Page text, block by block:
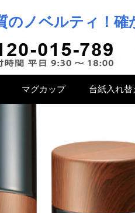
のノベルティ！確
マグカップ 台紙入れ